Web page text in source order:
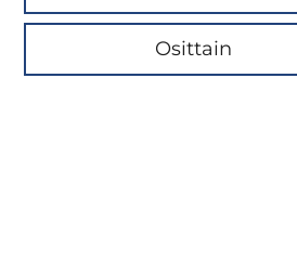
Osittain